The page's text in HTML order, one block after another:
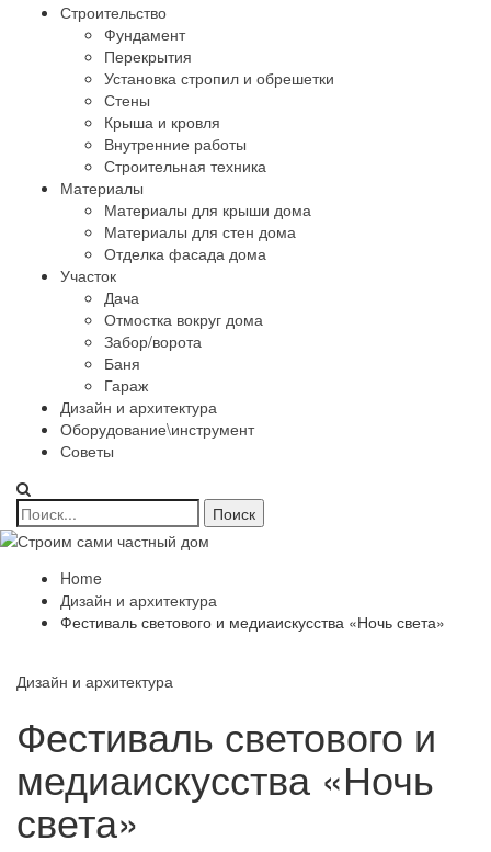
Строительство
Фундамент
Перекрытия
Установка стропил и обрешетки
Стены
Крыша и кровля
Внутренние работы
Строительная техника
Материалы
Материалы для крыши дома
Материалы для стен дома
Отделка фасада дома
Участок
Дача
Отмостка вокруг дома
Забор/ворота
Баня
Гараж
Дизайн и архитектура
Оборудование\инструмент
Советы
Home
Дизайн и архитектура
Фестиваль светового и медиаискусства «Ночь света»
Дизайн и архитектура
Фестиваль светового и
медиаискусства «Ночь
света»